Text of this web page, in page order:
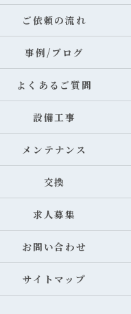
ご依頼の流れ
事例/ブログ
よくあるご質問
設備工事
メンテナンス
交換
求人募集
お問い合わせ
サイトマップ